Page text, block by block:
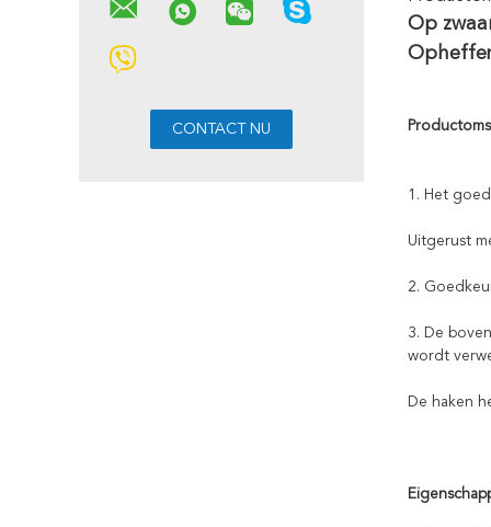
Op
1. Het
Uitgerust
2.
3. De
wordt
De haken